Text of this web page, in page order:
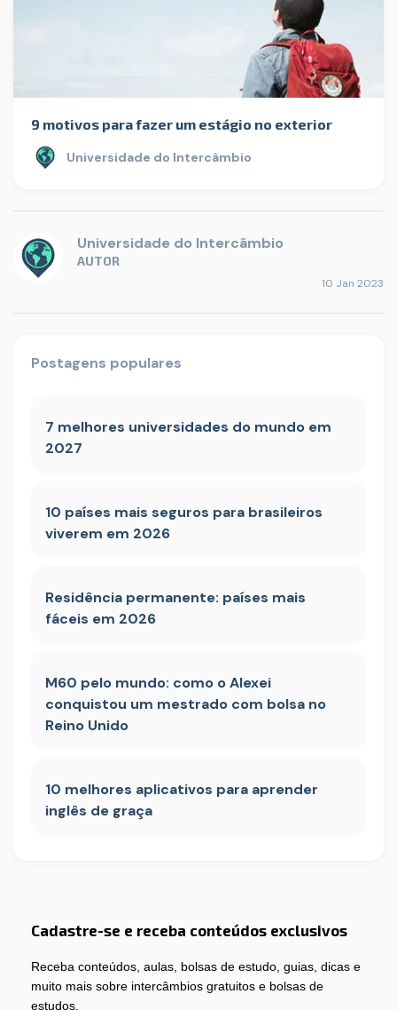
9 motivos para fazer um estágio no exterior
Universidade do Intercâmbio
Universidade do Intercâmbio
AUTOR
10 Jan 2023
Postagens populares
7 melhores universidades do mundo em
2027
10 países mais seguros para brasileiros
viverem em 2026
Residência permanente: países mais
fáceis em 2026
M60 pelo mundo: como o Alexei
conquistou um mestrado com bolsa no
Reino Unido
10 melhores aplicativos para aprender
inglês de graça
Cadastre-se e receba conteúdos exclusivos
Receba conteúdos, aulas, bolsas de estudo, guias, dicas e
muito mais sobre intercâmbios gratuitos e bolsas de
estudos.